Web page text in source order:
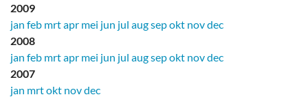
2009
jan feb mrtapr mei jun jul augsepokt novdec
2008
jan feb mrtapr mei jun jul augsepokt novdec
2007
jan mrtokt novdec